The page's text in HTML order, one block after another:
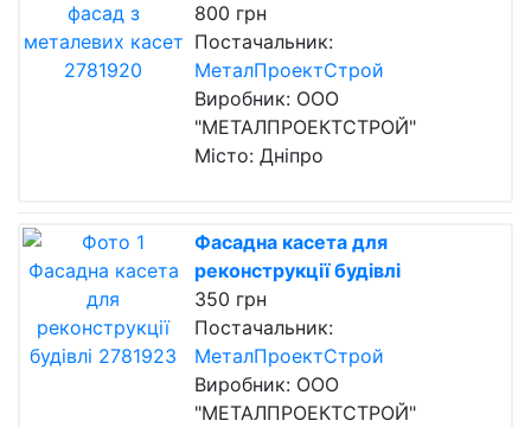
800 грн
Постачальник:
МеталПроектСтрой
Виробник: ООО
"МЕТАЛПРОЕКТСТРОЙ"
Місто: Дніпро
Фасадна касета для
реконструкції будівлі
350 грн
Постачальник:
МеталПроектСтрой
Виробник: ООО
"МЕТАЛПРОЕКТСТРОЙ"